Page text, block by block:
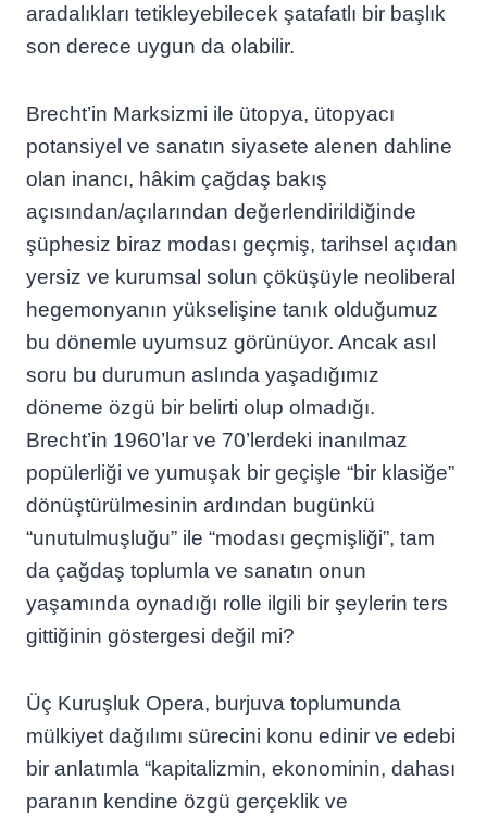
aradalıkları tetikleyebilecek şatafatlı bir başlık
son derece uygun da olabilir.
Brecht’in Marksizmi ile ütopya, ütopyacı
potansiyel ve sanatın siyasete alenen dahline
olan inancı, hâkim çağdaş bakış
açısından/açılarından değerlendirildiğinde
şüphesiz biraz modası geçmiş, tarihsel açıdan
yersiz ve kurumsal solun çöküşüyle neoliberal
hegemonyanın yükselişine tanık olduğumuz
bu dönemle uyumsuz görünüyor. Ancak asıl
soru bu durumun aslında yaşadığımız
döneme özgü bir belirti olup olmadığı.
Brecht’in 1960’lar ve 70’lerdeki inanılmaz
popülerliği ve yumuşak bir geçişle “bir klasiğe”
dönüştürülmesinin ardından bugünkü
“unutulmuşluğu” ile “modası geçmişliği”, tam
da çağdaş toplumla ve sanatın onun
yaşamında oynadığı rolle ilgili bir şeylerin ters
gittiğinin göstergesi değil mi?
Üç Kuruşluk Opera, burjuva toplumunda
mülkiyet dağılımı sürecini konu edinir ve edebi
bir anlatımla “kapitalizmin, ekonominin, dahası
paranın kendine özgü gerçeklik ve